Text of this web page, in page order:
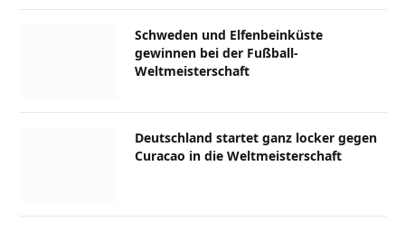
Schweden und Elfenbeinküste
gewinnen bei der Fußball-
Weltmeisterschaft
Deutschland startet ganz locker gegen
Curacao in die Weltmeisterschaft